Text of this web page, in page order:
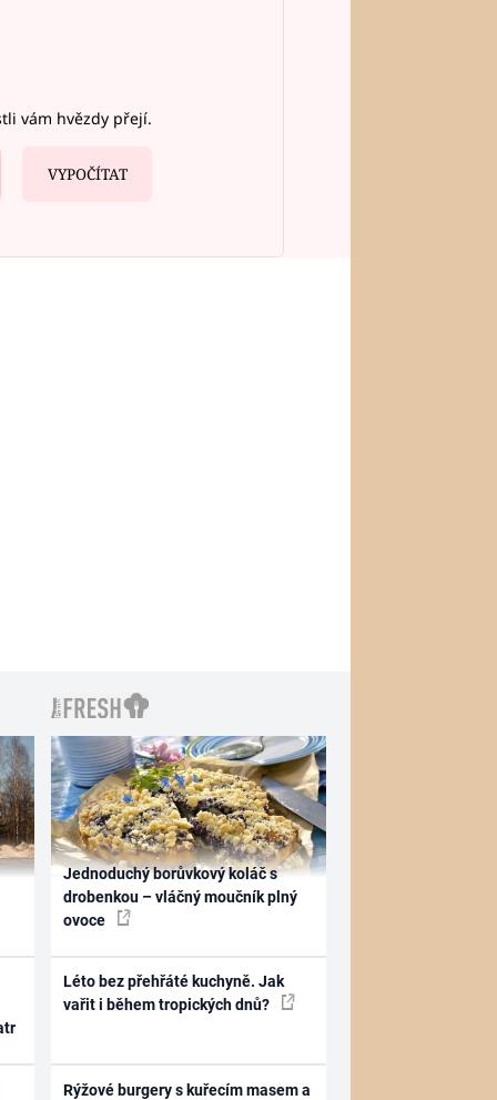
vám hvězdy přejí.
VYPOČÍTAT
Jednoduchý borůvkový koláč s
drobenkou – vláčný moučník plný
ovoce
Léto bez přehřáté kuchyně. Jak
vařit i během tropických dnů?
Rýžové burgery s kuřecím masem a